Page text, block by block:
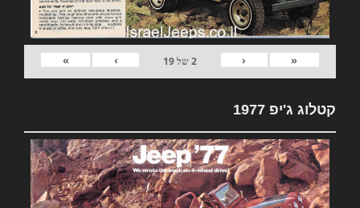
«
‹
2של19
›
»
קטלוג ג'יפ 1977